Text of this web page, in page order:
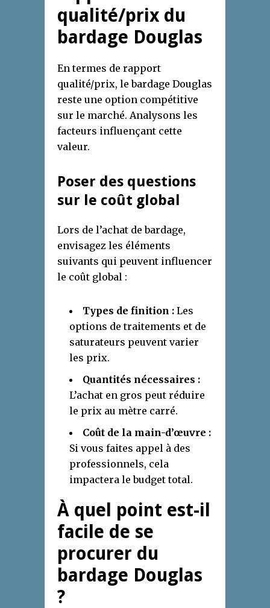
qualité/prix du
bardage Douglas
En termes de rapport
qualité/prix, le bardage Douglas
reste une option compétitive
sur le marché. Analysons les
facteurs influençant cette
valeur.
Poser des questions
sur le coût global
Lors de l’achat de bardage,
envisagez les éléments
suivants qui peuvent influencer
le coût global :
Types de finition : Les
options de traitements et de
saturateurs peuvent varier
les prix.
Quantités nécessaires :
L’achat en gros peut réduire
le prix au mètre carré.
Coût de la main-d’œuvre :
Si vous faites appel à des
professionnels, cela
impactera le budget total.
À quel point est-il
facile de se
procurer du
bardage Douglas
?